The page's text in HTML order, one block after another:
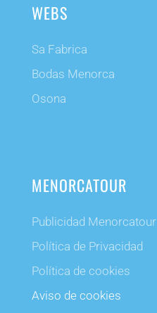
WEBS
Sa Fabrica
Bodas Menorca
Osona
MENORCATOUR
Publicidad Menorcatour
Política de Privacidad
Política de cookies
Aviso de cookies